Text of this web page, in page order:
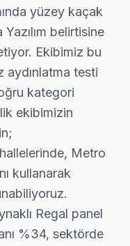
Arızalar
otomatik arama
Regal
semptomlarını
ölçer ile elektronik
mi, anakart mı, güç
olmadan işlem
parça ile onarım
edilir; garanti
yüzey kaçak
belirtisine
Ekibimiz bu
aydınlatma testi
kategori
ekibimizin
Metro
kullanarak
Regal panel
%34, sektörde